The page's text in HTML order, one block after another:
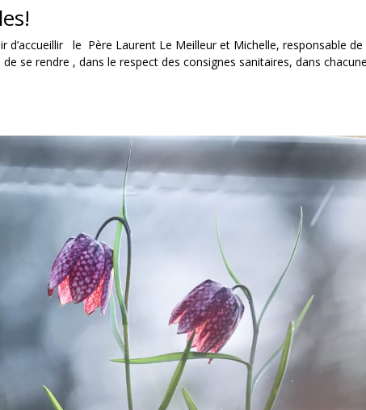
d’accueillir le Père Laurent Le Meilleur et Michelle, responsable de
se rendre , dans le respect des consignes sanitaires, dans